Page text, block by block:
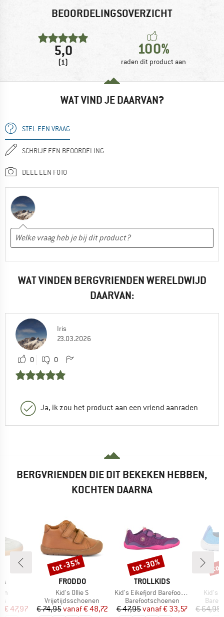
BEOORDELINGSOVERZICHT
5,0
(1)
100%
raden dit product aan
WAT VIND JE DAARVAN?
STEL EEN VRAAG
SCHRIJF EEN BEOORDELING
DEEL EEN FOTO
WAT VINDEN BERGVRIENDEN WERELDWIJD
DAARVAN:
Iris
23.03.2026
0 0
Ja, ik zou het product aan een vriend aanraden
BERGVRIENDEN DIE DIT BEKEKEN HEBBEN,
KOCHTEN DAARNA
prijs
€ 47,97
MERK
FRODDO
Artikel
Kid's Ollie S
Productgroep
Vrijetijdsschoenen
Prijs
€ 74,95 Verlaagde prijs
vanaf€ 48,72
Korting
tot -35%
MERK
TROLLKIDS
Artikel
Kid's Eikefjord Barefoot Hiker
Productgroep
Barefootschoenen
Prijs
€ 47,95 Verlaagde prijs
vanaf€ 33,57
Korting
tot -30%
Artikel
Kid's
€ 64,95